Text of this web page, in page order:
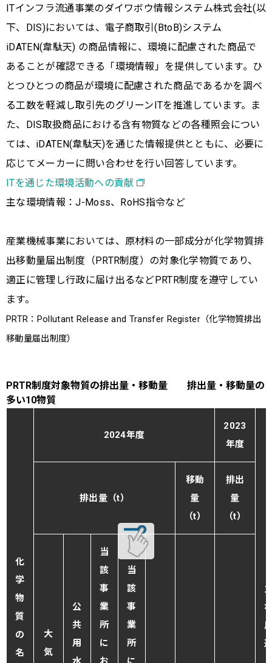
ITインフラ流通事業のダイワボウ情報システム株式会社(以
下、DIS)においては、電子商取引(BtoB)システム
iDATEN(韋駄天) の商品情報に、環境に配慮された商品で
あることが確認できる「環境情報」を提供しています。ひ
とつひとつの商品が環境に配慮された商品であるかを調べ
る工数を軽減し取引先のグリーンITを推進しています。ま
た、DIS取扱商品における含有物質などの各種照会につい
ては、iDATEN(韋駄天)を通じた情報提供とともに、必要に
応じてメーカーに問い合わせを行い回答しています。
ITを通じた環境活動への貢献
主な環境情報：J-Moss、RoHS指令など
産業機械事業においては、原材料の一部成分が化学物質排
出移動量届出制度（PRTR制度）の対象化学物質であり、
適正に管理し行政に届け出るなどPRTR制度を遵守してい
ます。
PRTR：Pollutant Release and Transfer Register（化学物質排出
移動量届出制度）
PRTR制度対象物質の排出量・移動量 排出量・移動量の
多い10物質
化
学
物
質
の
名
2024年度
2023
年度
排出量（t）
移動
量
（t）
排出
量
（t）
大
気
公
共
用
当
該
事
業
所
に
当
該
事
業
所